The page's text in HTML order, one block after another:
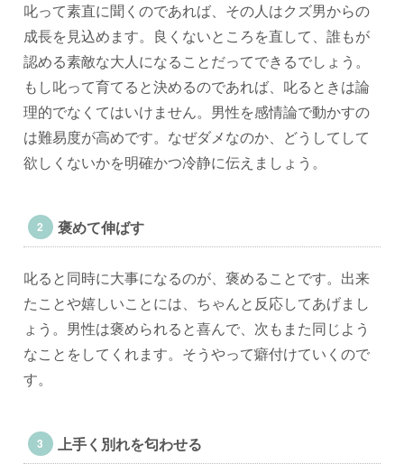
叱って素直に聞くのであれば、その人はクズ男からの
成長を見込めます。良くないところを直して、誰もが
認める素敵な大人になることだってできるでしょう。
もし叱って育てると決めるのであれば、叱るときは論
理的でなくてはいけません。男性を感情論で動かすの
は難易度が高めです。なぜダメなのか、どうしてして
欲しくないかを明確かつ冷静に伝えましょう。
褒めて伸ばす
叱ると同時に大事になるのが、褒めることです。出来
たことや嬉しいことには、ちゃんと反応してあげまし
ょう。男性は褒められると喜んで、次もまた同じよう
なことをしてくれます。そうやって癖付けていくので
す。
上手く別れを匂わせる